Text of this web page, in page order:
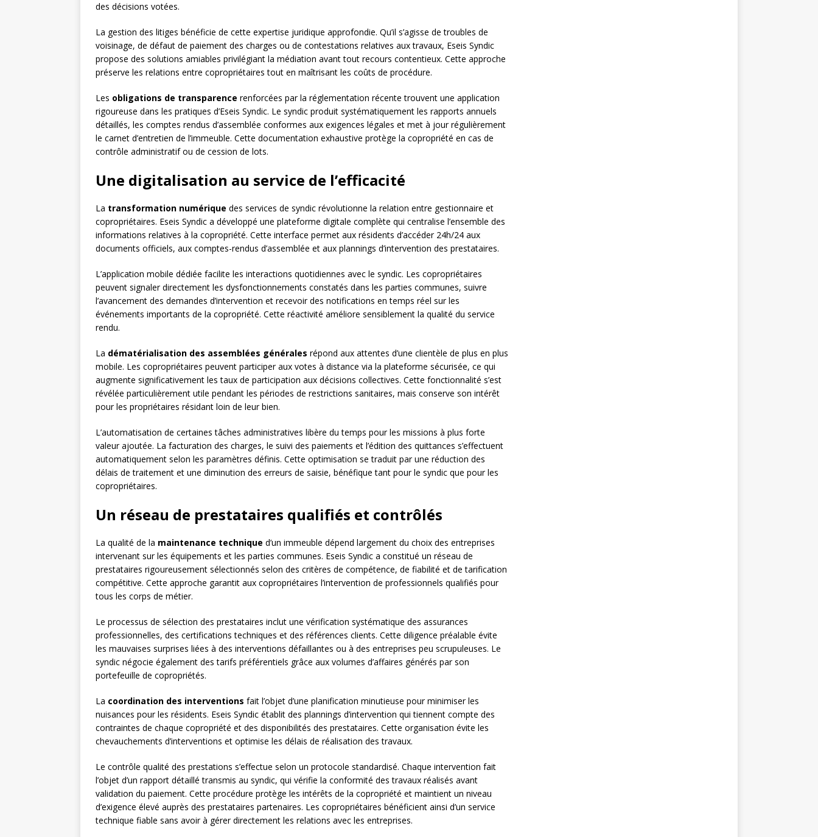
des décisions votées.
La gestion des litiges bénéficie de cette expertise juridique approfondie. Qu’il s’agisse de troubles de
voisinage, de défaut de paiement des charges ou de contestations relatives aux travaux, Eseis Syndic
propose des solutions amiables privilégiant la médiation avant tout recours contentieux. Cette approche
préserve les relations entre copropriétaires tout en maîtrisant les coûts de procédure.
Les obligations de transparence renforcées par la réglementation récente trouvent une application
rigoureuse dans les pratiques d’Eseis Syndic. Le syndic produit systématiquement les rapports annuels
détaillés, les comptes rendus d’assemblée conformes aux exigences légales et met à jour régulièrement
le carnet d’entretien de l’immeuble. Cette documentation exhaustive protège la copropriété en cas de
contrôle administratif ou de cession de lots.
Une digitalisation au service de l’efficacité
La transformation numérique des services de syndic révolutionne la relation entre gestionnaire et
copropriétaires. Eseis Syndic a développé une plateforme digitale complète qui centralise l’ensemble des
informations relatives à la copropriété. Cette interface permet aux résidents d’accéder 24h/24 aux
documents officiels, aux comptes-rendus d’assemblée et aux plannings d’intervention des prestataires.
L’application mobile dédiée facilite les interactions quotidiennes avec le syndic. Les copropriétaires
peuvent signaler directement les dysfonctionnements constatés dans les parties communes, suivre
l’avancement des demandes d’intervention et recevoir des notifications en temps réel sur les
événements importants de la copropriété. Cette réactivité améliore sensiblement la qualité du service
rendu.
La dématérialisation des assemblées générales répond aux attentes d’une clientèle de plus en plus
mobile. Les copropriétaires peuvent participer aux votes à distance via la plateforme sécurisée, ce qui
augmente significativement les taux de participation aux décisions collectives. Cette fonctionnalité s’est
révélée particulièrement utile pendant les périodes de restrictions sanitaires, mais conserve son intérêt
pour les propriétaires résidant loin de leur bien.
L’automatisation de certaines tâches administratives libère du temps pour les missions à plus forte
valeur ajoutée. La facturation des charges, le suivi des paiements et l’édition des quittances s’effectuent
automatiquement selon les paramètres définis. Cette optimisation se traduit par une réduction des
délais de traitement et une diminution des erreurs de saisie, bénéfique tant pour le syndic que pour les
copropriétaires.
Un réseau de prestataires qualifiés et contrôlés
La qualité de la maintenance technique d’un immeuble dépend largement du choix des entreprises
intervenant sur les équipements et les parties communes. Eseis Syndic a constitué un réseau de
prestataires rigoureusement sélectionnés selon des critères de compétence, de fiabilité et de tarification
compétitive. Cette approche garantit aux copropriétaires l’intervention de professionnels qualifiés pour
tous les corps de métier.
Le processus de sélection des prestataires inclut une vérification systématique des assurances
professionnelles, des certifications techniques et des références clients. Cette diligence préalable évite
les mauvaises surprises liées à des interventions défaillantes ou à des entreprises peu scrupuleuses. Le
syndic négocie également des tarifs préférentiels grâce aux volumes d’affaires générés par son
portefeuille de copropriétés.
La coordination des interventions fait l’objet d’une planification minutieuse pour minimiser les
nuisances pour les résidents. Eseis Syndic établit des plannings d’intervention qui tiennent compte des
contraintes de chaque copropriété et des disponibilités des prestataires. Cette organisation évite les
chevauchements d’interventions et optimise les délais de réalisation des travaux.
Le contrôle qualité des prestations s’effectue selon un protocole standardisé. Chaque intervention fait
l’objet d’un rapport détaillé transmis au syndic, qui vérifie la conformité des travaux réalisés avant
validation du paiement. Cette procédure protège les intérêts de la copropriété et maintient un niveau
d’exigence élevé auprès des prestataires partenaires. Les copropriétaires bénéficient ainsi d’un service
technique fiable sans avoir à gérer directement les relations avec les entreprises.